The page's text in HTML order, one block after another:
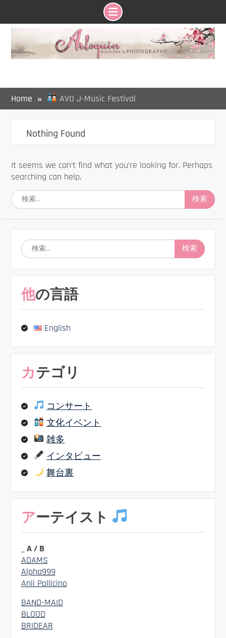
Skip
content
Home AVO J-Music Festival
Nothing Found
It seems we can’t find what you’re looking for. Perhaps
searching can help.
検
索:
検
索:
他の言語
English
カテゴリ
コンサート
文化イベント
雑多
インタビュー
舞台裏
アーテイスト
_ A / B
ADAMS
Alpha999
Anli Pollicino
BAND-MAID
BLOOD
BRIDEAR